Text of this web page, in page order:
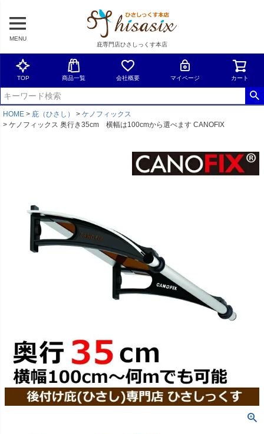
MENU
庇専門店ひさしっくす本店
TOP 商品一覧 会社概要 マイページ カート
HOME 庇（ひさし）
ケノフィックス
ケノフィックス 奥行き35cm 横幅は100cmから選べます CANOFIX